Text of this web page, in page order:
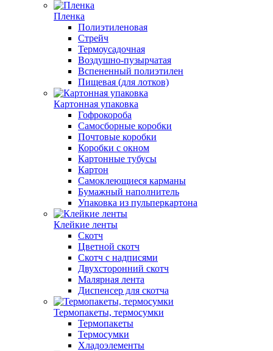
Пленка
Полиэтиленовая
Стрейч
Термоусадочная
Воздушно-пузырчатая
Вспененный полиэтилен
Пищевая (для лотков)
Картонная упаковка
Гофрокороба
Самосборные коробки
Почтовые коробки
Коробки с окном
Картонные тубусы
Картон
Самоклеющиеся карманы
Бумажный наполнитель
Упаковка из пульперкартона
Клейкие ленты
Скотч
Цветной скотч
Скотч с надписями
Двухсторонний скотч
Малярная лента
Диспенсер для скотча
Термопакеты, термосумки
Термопакеты
Термосумки
Хладоэлементы